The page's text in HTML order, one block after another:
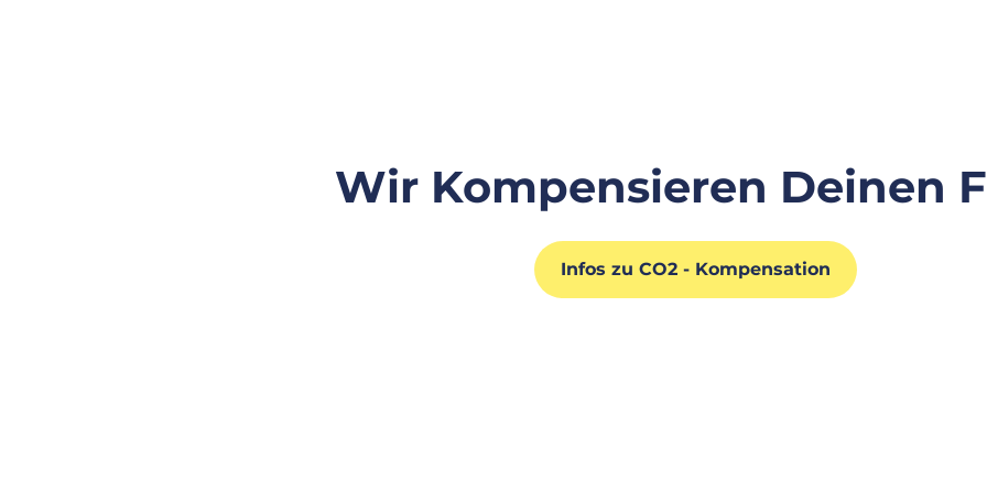
Wir Kompensieren Deinen
Infos zu CO2 - Kompensation